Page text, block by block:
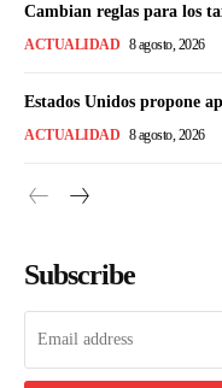
Cambian reglas para los
ACTUALIDAD 8 agosto, 2026
Estados Unidos propone
ACTUALIDAD 8 agosto, 2026
Subscribe